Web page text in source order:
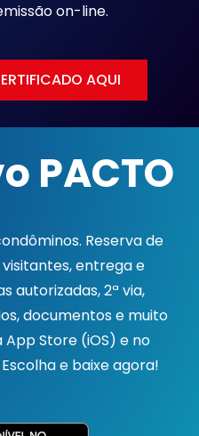
on-line.
AQUI
PACTO
Reserva de
entrega e
autorizadas, 2ª via,
documentos e muito
App Store (iOS) e no
e baixe agora!